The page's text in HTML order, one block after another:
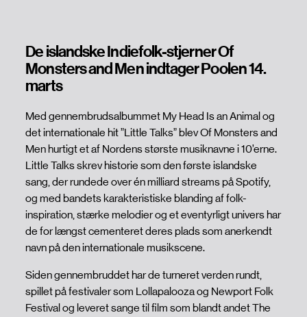
De islandske Indiefolk-stjerner Of
Monsters and Men indtager Poolen 14.
marts
Med gennembrudsalbummet My Head Is an Animal og
det internationale hit ”Little Talks” blev Of Monsters and
Men hurtigt et af Nordens største musiknavne i 10’erne.
Little Talks skrev historie som den første islandske
sang, der rundede over én milliard streams på Spotify,
og med bandets karakteristiske blanding af folk-
inspiration, stærke melodier og et eventyrligt univers har
de for længst cementeret deres plads som anerkendt
navn på den internationale musikscene.
Siden gennembruddet har de turneret verden rundt,
spillet på festivaler som Lollapalooza og Newport Folk
Festival og leveret sange til film som blandt andet The